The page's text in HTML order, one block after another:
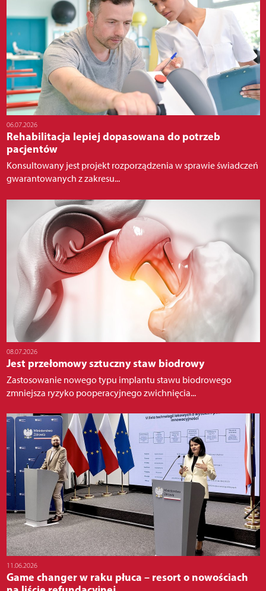
06.07.2026
Rehabilitacja lepiej dopasowana do potrzeb
pacjentów
Konsultowany jest projekt rozporządzenia w sprawie świadczeń
gwarantowanych z zakresu...
08.07.2026
Jest przełomowy sztuczny staw biodrowy
Zastosowanie nowego typu implantu stawu biodrowego
zmniejsza ryzyko pooperacyjnego zwichnięcia...
11.06.2026
Game changer w raku płuca – resort o nowościach